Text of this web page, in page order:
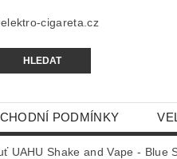
cigareta.cz
PODMÍNKY
UAHU Shake and Vape - Blue